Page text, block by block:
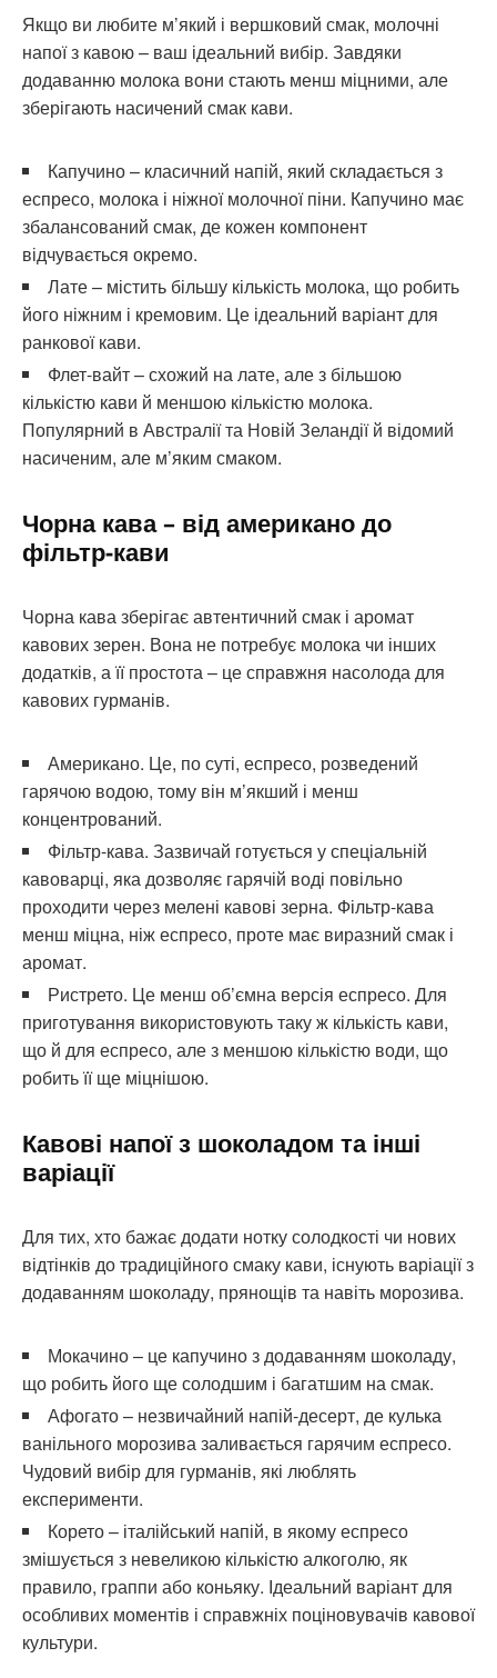
Якщо ви любите м’який і вершковий смак, молочні
напої з кавою – ваш ідеальний вибір. Завдяки
додаванню молока вони стають менш міцними, але
зберігають насичений смак кави.
Капучино – класичний напій, який складається з
еспресо, молока і ніжної молочної піни. Капучино має
збалансований смак, де кожен компонент
відчувається окремо.
Лате – містить більшу кількість молока, що робить
його ніжним і кремовим. Це ідеальний варіант для
ранкової кави.
Флет-вайт – схожий на лате, але з більшою
кількістю кави й меншою кількістю молока.
Популярний в Австралії та Новій Зеландії й відомий
насиченим, але м’яким смаком.
Чорна кава – від американо до
фільтр-кави
Чорна кава зберігає автентичний смак і аромат
кавових зерен. Вона не потребує молока чи інших
додатків, а її простота – це справжня насолода для
кавових гурманів.
Американо. Це, по суті, еспресо, розведений
гарячою водою, тому він м’якший і менш
концентрований.
Фільтр-кава. Зазвичай готується у спеціальній
кавоварці, яка дозволяє гарячій воді повільно
проходити через мелені кавові зерна. Фільтр-кава
менш міцна, ніж еспресо, проте має виразний смак і
аромат.
Ристрето. Це менш об’ємна версія еспресо. Для
приготування використовують таку ж кількість кави,
що й для еспресо, але з меншою кількістю води, що
робить її ще міцнішою.
Кавові напої з шоколадом та інші
варіації
Для тих, хто бажає додати нотку солодкості чи нових
відтінків до традиційного смаку кави, існують варіації з
додаванням шоколаду, прянощів та навіть морозива.
Мокачино – це капучино з додаванням шоколаду,
що робить його ще солодшим і багатшим на смак.
Афогато – незвичайний напій-десерт, де кулька
ванільного морозива заливається гарячим еспресо.
Чудовий вибір для гурманів, які люблять
експерименти.
Корето – італійський напій, в якому еспресо
змішується з невеликою кількістю алкоголю, як
правило, граппи або коньяку. Ідеальний варіант для
особливих моментів і справжніх поціновувачів кавової
культури.